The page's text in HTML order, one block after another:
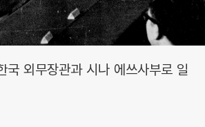
외무장관과 시나 에쓰사부로 일